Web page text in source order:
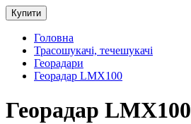
Купити
Головна
Трасошукачі, течешукачі
Георадари
Георадар LMX100
Георадар LMX100